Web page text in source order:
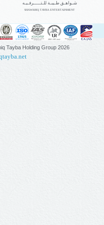
شـواهـق طـيبـة للـتـــــرفـيـه
SHAWAHIQ TAYBA ENTERTAINMENT
Tayba Holding Group 2026